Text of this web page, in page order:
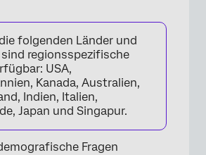
×
folgenden Länder und
sind regionsspezifische
USA,
Kanada, Australien,
Indien, Italien,
Japan und Singapur.
Fragen